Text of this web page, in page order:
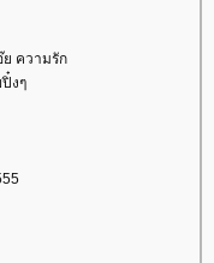
ย ความรัก
งๆ